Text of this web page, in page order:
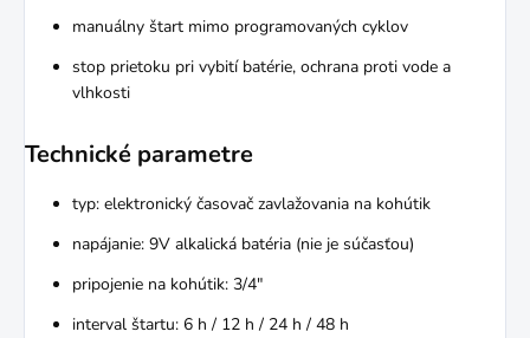
manuálny štart mimo programovaných cyklov
stop prietoku pri vybití batérie, ochrana proti vode a
vlhkosti
Technické parametre
typ: elektronický časovač zavlažovania na kohútik
napájanie: 9V alkalická batéria (nie je súčasťou)
pripojenie na kohútik: 3/4"
interval štartu: 6 h / 12 h / 24 h / 48 h